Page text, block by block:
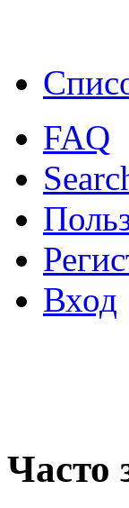
FAQ
Вход
Часто